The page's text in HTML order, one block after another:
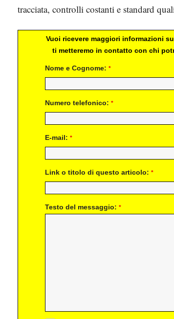
tracciata, controlli costanti e standard
Vuoi ricevere maggiori informazioni
ti metteremo in contatto con chi
Nome e Cognome: *
Numero telefonico: *
E-mail: *
Link o titolo di questo articolo: *
Testo del messaggio: *